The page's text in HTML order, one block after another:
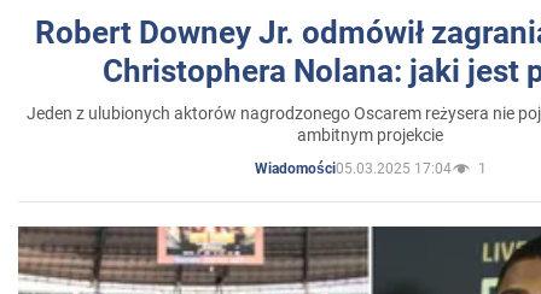
Robert Downey Jr. odmówił
Christophera Nolana: jaki jest
Jeden z ulubionych aktorów nagrodzonego Oscarem reżysera nie
ambitnym projekcie
Wiadomości05.03.2025 17:04 1